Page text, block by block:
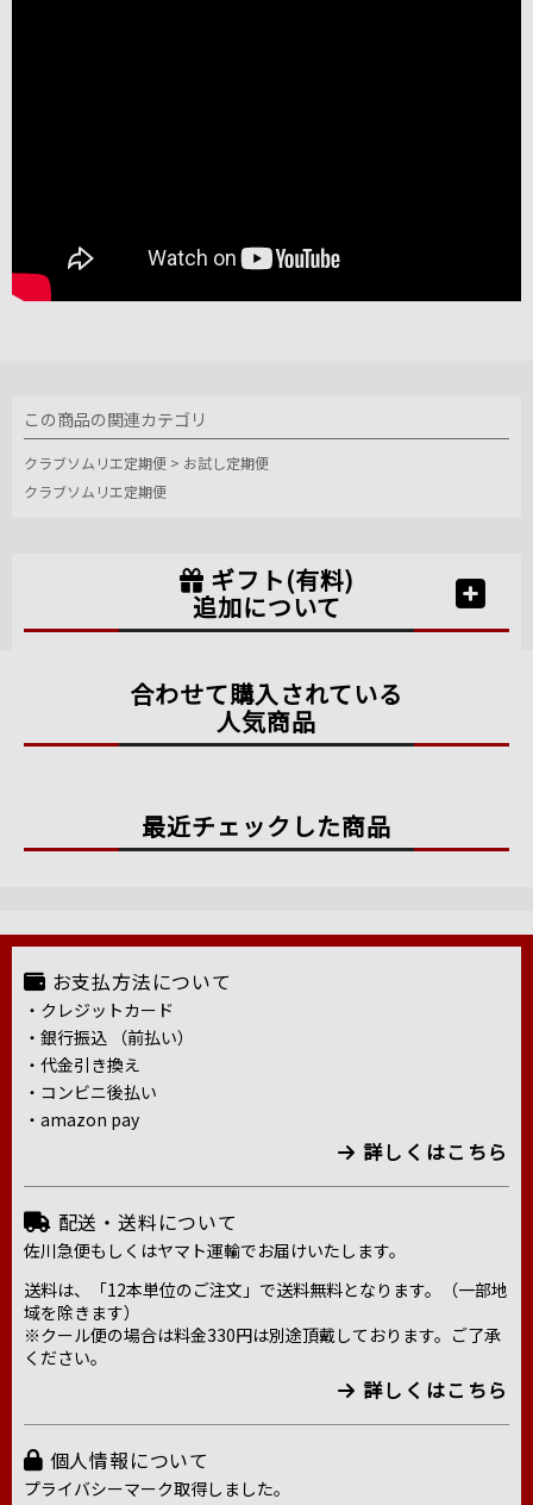
この商品の関連カテゴリ
クラブソムリエ定期便 > お試し定期便
クラブソムリエ定期便
ギフト(有料)
追加について
合わせて購入されている
人気商品
最近チェックした商品
お支払方法について
・クレジットカード
・銀行振込 （前払い）
・代金引き換え
・コンビニ後払い
・amazon pay
詳しくはこちら
配送・送料について
佐川急便もしくはヤマト運輸でお届けいたします。
送料は、「12本単位のご注文」で送料無料となります。（一部地
域を除きます）
※クール便の場合は料金330円は別途頂戴しております。ご了承
ください。
詳しくはこちら
個人情報について
プライバシーマーク取得しました。